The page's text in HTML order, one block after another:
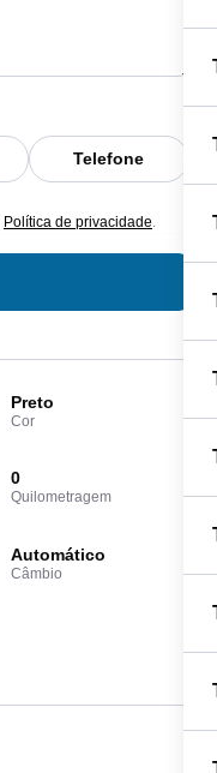
Preto
Cor
0
Quilometragem
Automático
Câmbio
Telefone
Política de privacidade